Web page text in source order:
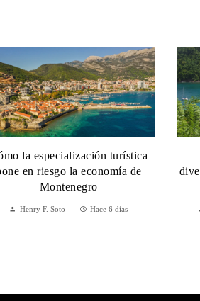
la especialización turística
en riesgo la economía de
Montenegro
Henry F. Soto Hace 6 días